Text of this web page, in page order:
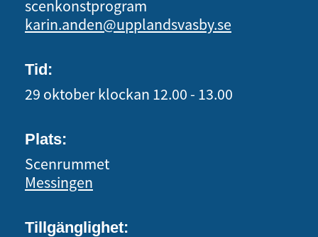
scenkonstprogram
karin.anden@upplandsvasby.se
Tid:
29 oktoberklockan 12.00 - 13.00
Plats:
Scenrummet
Messingen
Tillgänglighet: